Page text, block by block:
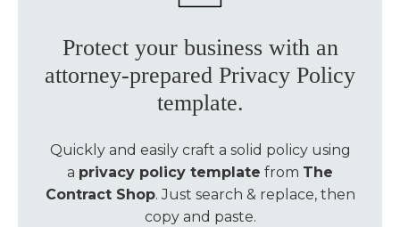
Protect your business with an
attorney-prepared Privacy Policy
template.
Quickly and easily craft a solid policy using
a privacy policy template from The
Contract Shop. Just search & replace, then
copy and paste.